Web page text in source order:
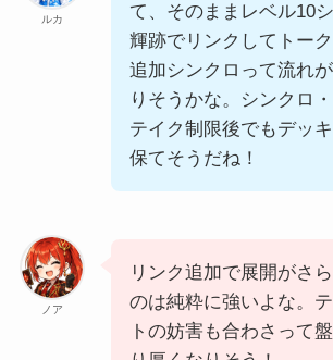
ルカ
て、そのままレベル10
輝跡でリンクしてトー
追加シンクロって流れ
りそうかな。シンクロ
テイク制限後でもデッ
保てそうだね！
ノア
リンク追加で展開がさ
のは純粋に強いよな。
トの妨害も合わさって